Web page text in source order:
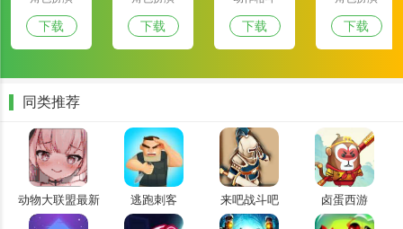
下载 下载 下载 下载
同类推荐
动物大联盟最新
版
逃跑刺客 来吧战斗吧 卤蛋西游